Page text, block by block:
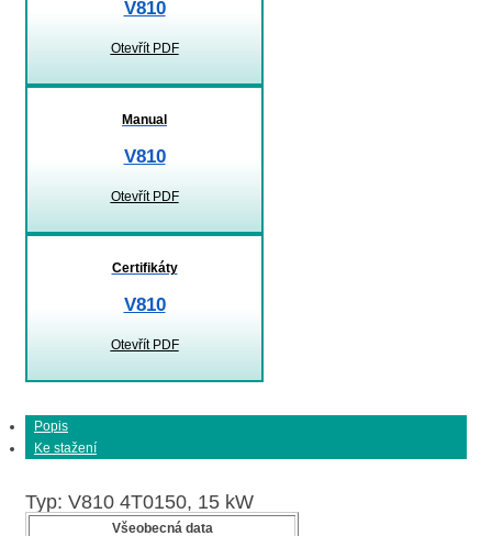
V810
Otevřít PDF
Manual
V810
Otevřít PDF
Certifikáty
V810
Otevřít PDF
Popis
Ke stažení
Typ: V810 4T0150, 15 kW
Všeobecná data